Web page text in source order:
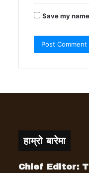
Save my
हाम्रो बारेमा
Chief Editor: